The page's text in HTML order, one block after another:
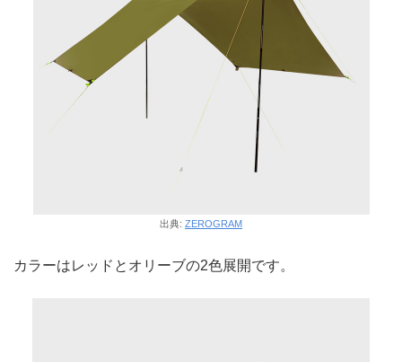
出典: ZEROGRAM
カラーはレッドとオリーブの2色展開です。